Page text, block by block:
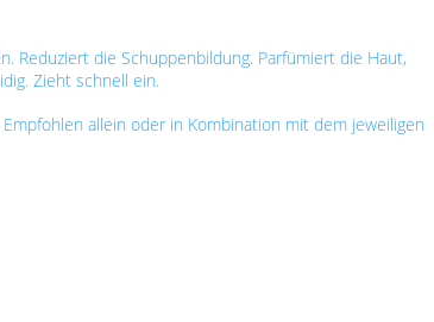
Reduziert die Schuppenbildung. Parfümiert die Haut,
Zieht schnell ein.
allein oder in Kombination mit dem jeweiligen